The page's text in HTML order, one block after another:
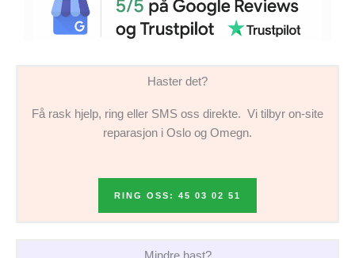
Haster det?
Få rask hjelp, ring eller SMS oss direkte. Vi tilbyr on-site
reparasjon i Oslo og Omegn.
RING OSS: 45 03 02 51